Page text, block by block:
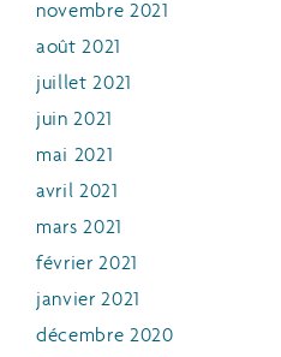
novembre 2021
août 2021
juillet 2021
juin 2021
mai 2021
avril 2021
mars 2021
février 2021
janvier 2021
décembre 2020